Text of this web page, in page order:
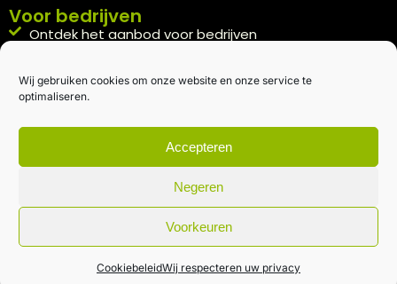
Wij gebruiken cookies om onze website en onze service te
optimaliseren.
Accepteren
Negeren
Voorkeuren
CookiebeleidWij respecteren uw privacy
Voor bedrijven
Ontdek het aanbod voor bedrijven
Kennismakingspakket aanvragen
Blijft op de hoogte
Rechtstreeks van het veld naar je inbox.
Inschrijven nieuwsbrief
Algemene voorwaarden|Privacybeleid| gemaakt met door
creativitijd